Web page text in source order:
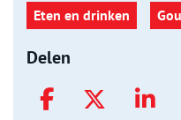
Eten en drinken
Delen